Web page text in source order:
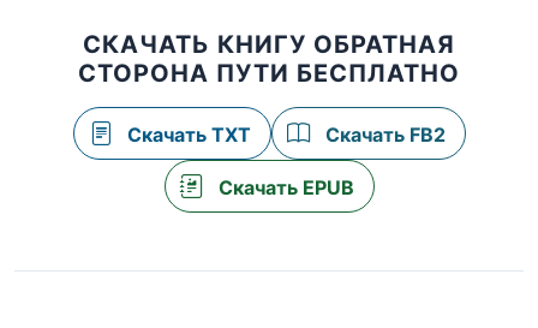
СКАЧАТЬ КНИГУ ОБРАТНАЯ
СТОРОНА ПУТИ БЕСПЛАТНО
Скачать TXT Скачать FB2
Скачать EPUB